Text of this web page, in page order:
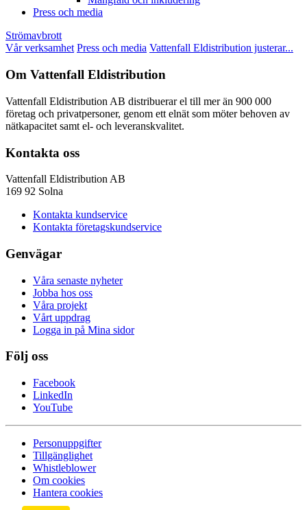
Press och media
Strömavbrott
Vår verksamhet Press och media Vattenfall Eldistribution justerar...
Om Vattenfall Eldistribution
Vattenfall Eldistribution AB distribuerar el till mer än 900 000
företag och privatpersoner, genom ett elnät som möter behoven av
nätkapacitet samt el- och leveranskvalitet.
Kontakta oss
Vattenfall Eldistribution AB
169 92 Solna
Kontakta kundservice
Kontakta företagskundservice
Genvägar
Våra senaste nyheter
Jobba hos oss
Våra projekt
Vårt uppdrag
Logga in på Mina sidor
Följ oss
Facebook
LinkedIn
YouTube
Personuppgifter
Tillgänglighet
Whistleblower
Om cookies
Hantera cookies